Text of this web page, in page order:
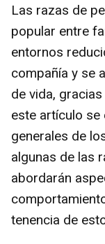
Las razas de
popular entre
entornos
compañía y se
de vida,
este artículo
generales de
algunas de las
abordarán
tenencia de